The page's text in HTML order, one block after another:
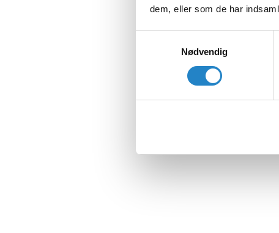
dem, eller som de har
Nødvendig